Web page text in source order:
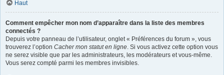
Haut
Comment empêcher mon nom d’apparaître dans la liste des membres
connectés ?
Depuis votre panneau de l’utilisateur, onglet « Préférences du forum », vous
trouverez l’option Cacher mon statut en ligne. Si vous activez cette option vous
ne serez visible que par les administrateurs, les modérateurs et vous-même.
Vous serez compté parmi les membres invisibles.